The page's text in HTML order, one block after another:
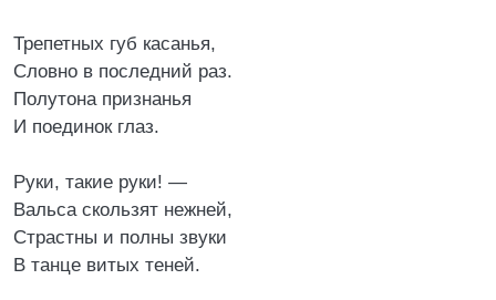
Трепетных губ касанья,
Словно в последний раз.
Полутона признанья
И поединок глаз.
Руки, такие руки! —
Вальса скользят нежней,
Страстны и полны звуки
В танце витых теней.